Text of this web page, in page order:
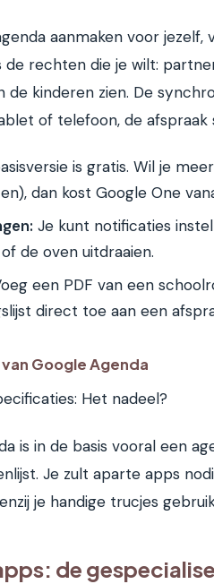
aanmaken voor
rechten die je wilt:
de kinderen zien. De
of telefoon, de
is gratis. Wil je
dan kost Google One
Je kunt notificaties
de oven uitdraaien.
een PDF van een
direct toe aan een
Google Agenda
Het nadeel?
is in de basis vooral een
Je zult aparte apps
je handige trucjes
de